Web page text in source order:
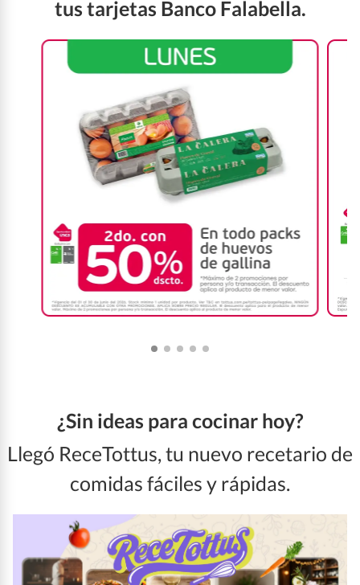
tus tarjetas Banco Falabella.
¿Sin ideas para cocinar hoy?
Llegó ReceTottus, tu nuevo recetario de
comidas fáciles y rápidas.